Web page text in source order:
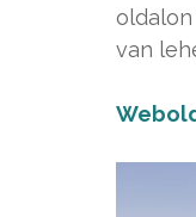
van